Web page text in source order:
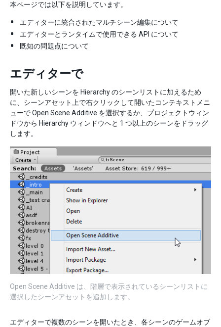
本ページでは以下を説明しています。
エディターに統合されたマルチシーン編集について
エディターとランタイムで使用できる API について
既知の問題点について
エディターで
開いた新しいシーンを Hierarchy のシーンリストに加えるため
に、シーンアセット上で右クリックして開いたコンテキストメニ
ューで Open Scene Additive を選択するか、プロジェクトウィン
ドウから Hierarchy ウィンドウへと 1 つ以上のシーンをドラッグ
します。
Open Scene Additive は、階層で表示されているシーンリストに
選択したシーンアセットを追加します。
エディターで複数のシーンを開いたとき、各シーンのゲームオブ